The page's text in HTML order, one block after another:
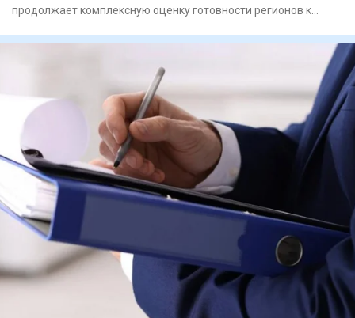
продолжает комплексную оценку готовности регионов к